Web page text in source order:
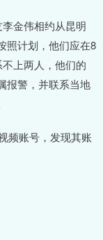
金伟相约从昆明
照计划，他们应在8
上两人，他们的
报警，并联系当地
频账号，发现其账